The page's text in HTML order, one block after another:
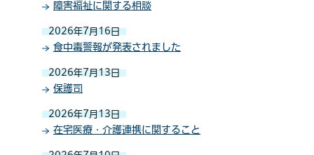
障害福祉に関する相談
2026年7月16日
食中毒警報が発表されました
2026年7月13日
保護司
2026年7月13日
在宅医療・介護連携に関すること